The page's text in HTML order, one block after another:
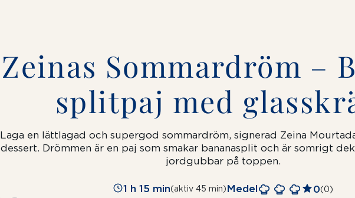
Zeinas Sommardröm –
splitpaj med
Laga en lättlagad och supergod sommardröm, signerad Zeina
dessert. Drömmen är en paj som smakar bananasplit och är somrigt
jordgubbar på toppen.
1 h 15 min(aktiv 45 min)Medel 0(0)